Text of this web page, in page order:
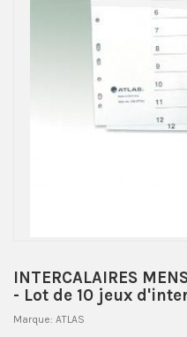
INTERCALAIRES
- Lot de 10 jeux
Marque: ATLAS